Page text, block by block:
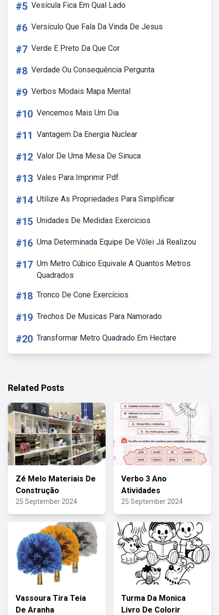
#5 Vesícula Fica Em Qual Lado
#6 Versículo Que Fala Da Vinda De Jesus
#7 Verde E Preto Da Que Cor
#8 Verdade Ou Consequência Pergunta
#9 Verbos Modais Mapa Mental
#10 Vencemos Mais Um Dia
#11 Vantagem Da Energia Nuclear
#12 Valor De Uma Mesa De Sinuca
#13 Vales Para Imprimir Pdf
#14 Utilize As Propriedades Para Simplificar
#15 Unidades De Medidas Exercicios
#16 Uma Determinada Equipe De Vôlei Já Realizou
#17 Um Metro Cúbico Equivale A Quantos Metros
Quadrados
#18 Tronco De Cone Exercícios
#19 Trechos De Musicas Para Namorado
#20 Transformar Metro Quadrado Em Hectare
Related Posts
Zé Melo Materiais De
Construção
25 September 2024
Verbo 3 Ano
Atividades
25 September 2024
Vassoura Tira Teia
De Aranha
Turma Da Monica
Livro De Colorir